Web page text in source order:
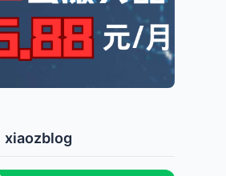
xiaozblog